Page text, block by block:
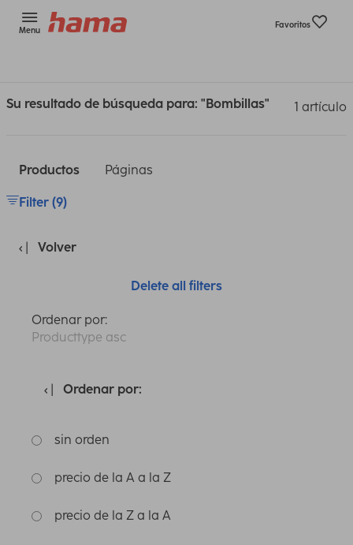
Menu
Favoritos
Su resultado de búsqueda para: "Bombillas" 1 artículo
Productos Páginas
Filter (9)
Volver
Delete all filters
Ordenar por:
Producttype asc
Ordenar por:
sin orden
precio de la A a la Z
precio de la Z a la A